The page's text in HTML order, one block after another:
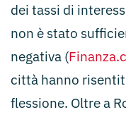
dei tassi di
non è stato
negativa​ (
città hanno
flessione. Oltre a